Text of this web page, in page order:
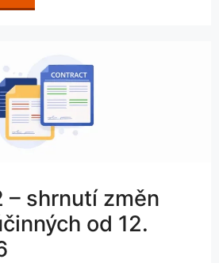
– shrnutí změn
od 12.